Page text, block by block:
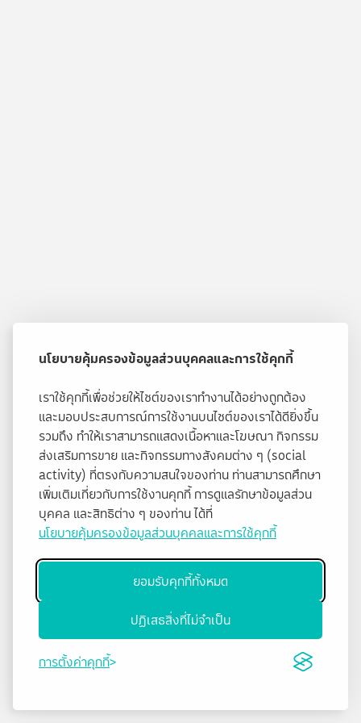
นโยบายคุ้มครองข้อมูลส่วนบุคคลและการใช้คุกกี้
เราใช้คุกกี้เพื่อช่วยให้ไซต์ของเราทำงานได้อย่างถูกต้อง
และมอบประสบการณ์การใช้งานบนไซต์ของเราได้ดียิ่งขึ้น
รวมถึง ทำให้เราสามารถแสดงเนื้อหาและโฆษณา กิจกรรม
ส่งเสริมการขาย และกิจกรรมทางสังคมต่าง ๆ (social
activity) ที่ตรงกับความสนใจของท่าน ท่านสามารถศึกษา
เพิ่มเติมเกี่ยวกับการใช้งานคุกกี้ การดูแลรักษาข้อมูลส่วน
บุคคล และสิทธิต่าง ๆ ของท่าน ได้ที่
นโยบายคุ้มครองข้อมูลส่วนบุคคลและการใช้คุกกี้
ยอมรับคุกกี้ทั้งหมด
ปฏิเสธสิ่งที่ไม่จำเป็น
การตั้งค่าคุกกี้